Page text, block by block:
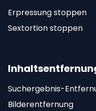
Erpressung stoppen
Sextortion stoppen
Suchergebnis-
Bilderentfernung